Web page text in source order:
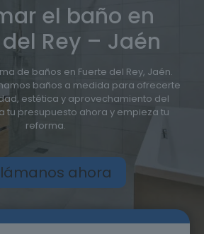
el baño en
Rey – Jaén
de baños en Fuerte del Rey, Jaén.
baños a medida para ofrecerte
estética y aprovechamiento del
tu presupuesto ahora y empieza tu
reforma.
ahora